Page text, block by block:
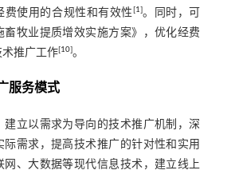
费使用的合规性和有效性[1]。同时，可
畜牧业提质增效实施方案》，优化经费
推广工作[10]。
服务模式
建立以需求为导向的技术推广机制，深
际需求，提高技术推广的针对性和实用
网、大数据等现代信息技术，建立线上